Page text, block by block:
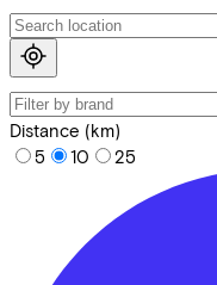
Distance (km)
5
10 25